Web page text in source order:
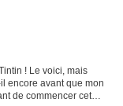
! Le voici, mais
encore avant que mon
de commencer cet